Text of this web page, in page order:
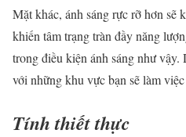
Mặt khác, ánh sáng rực rỡ hơn sẽ
khiến tâm trạng tràn đầy năng
trong điều kiện ánh sáng như
với những khu vực bạn sẽ làm
Tính thiết thực